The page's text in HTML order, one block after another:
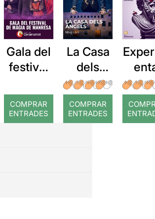
Gala del
festival
màgia
de
COMPRAR
ENTRADES
La Casa
dels
Àngels
COMPRAR
ENTRADES